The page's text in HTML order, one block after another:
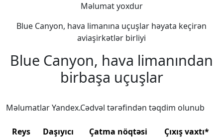
Məlumat yoxdur
Blue Canyon, hava limanına uçuşlar həyata keçirən
aviaşirkətlər birliyi
Blue Canyon, hava limanından
birbaşa uçuşlar
Məlumatlar Yandex.Cədvəl tərəfindən təqdim olunub
Reys Daşıyıcı Çatma nöqtəsi Çıxış vaxtı*